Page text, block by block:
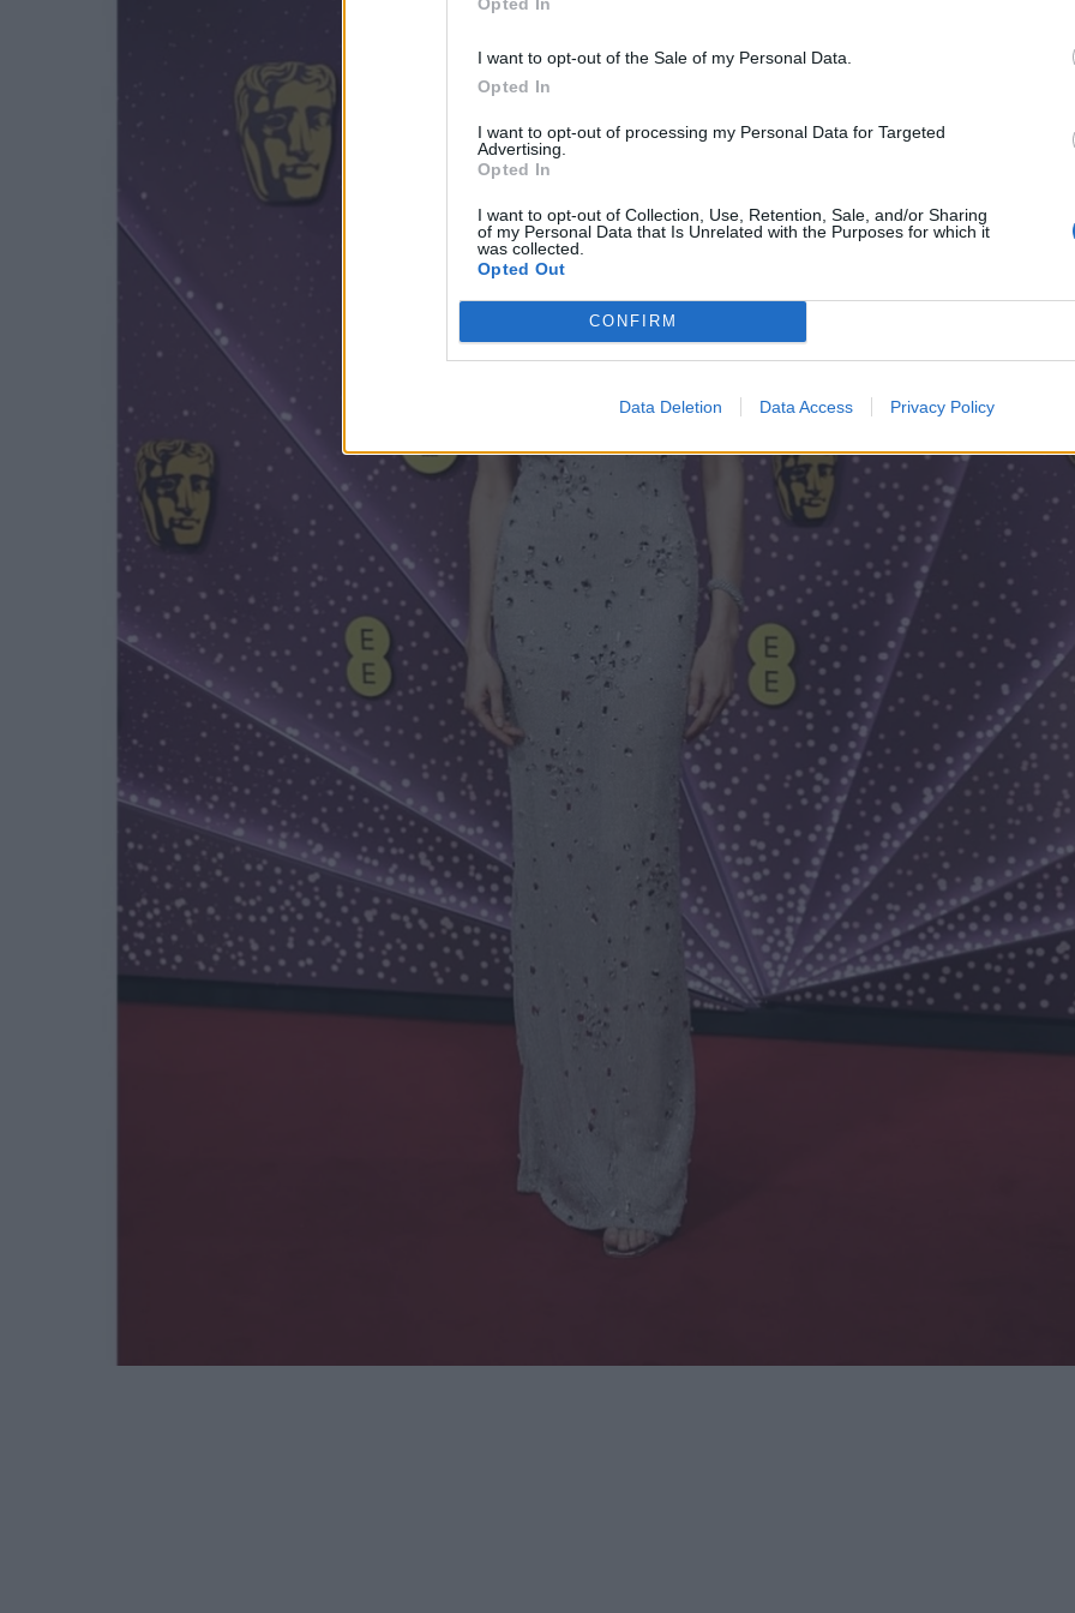
I want to opt-out of the Sale of my Personal Data.
Opted In
I want to opt-out of processing my Personal Data for Targeted
Advertising.
Opted In
I want to opt-out of Collection, Use, Retention, Sale, and/or Sharing
of my Personal Data that Is Unrelated with the Purposes for which it
was collected.
Opted Out
CONFIRM
Data Deletion Data Access Privacy Policy